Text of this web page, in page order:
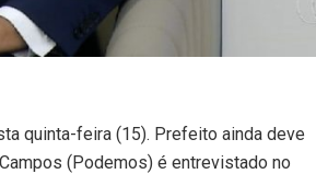
quinta-feira (15). Prefeito ainda deve
(Podemos) é entrevistado no